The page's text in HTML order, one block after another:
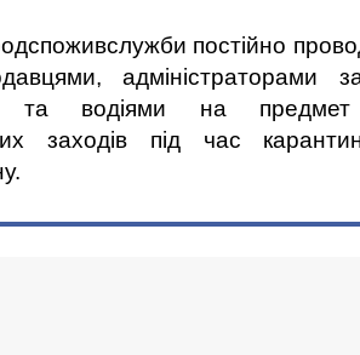
постійно
адміністраторами
та водіями на
заходів під час